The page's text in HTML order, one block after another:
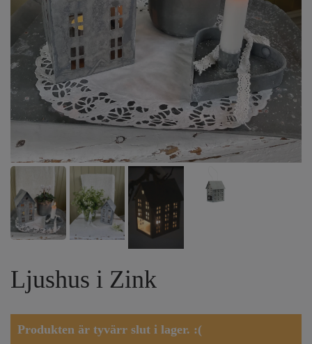
Ljushus i Zink
Produkten är tyvärr slut i lager. :(